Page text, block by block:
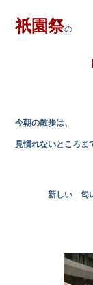
祇園祭の
『鉾
今朝の散歩は、
見慣れないところ
新しい 匂